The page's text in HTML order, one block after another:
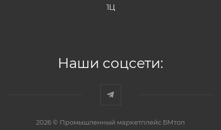
1Ц
Наши соцсети:
2026 © Промышленный маркетплейс БМтоп